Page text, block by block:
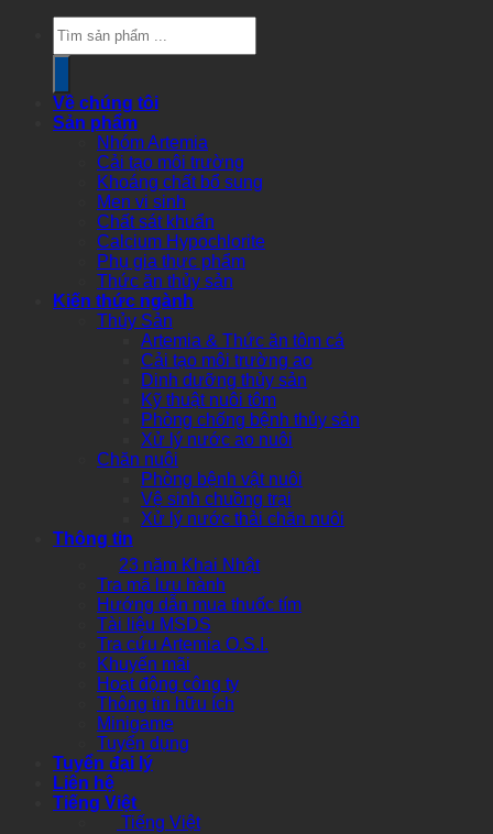
search
Về chúng tôi
Sản phẩm
Nhóm Artemia
Cải tạo môi trường
Khoáng chất bổ sung
Men vi sinh
Chất sát khuẩn
Calcium Hypochlorite
Phụ gia thực phẩm
Thức ăn thủy sản
Kiến thức ngành
Thủy Sản
Artemia & Thức ăn tôm cá
Cải tạo môi trường ao
Dinh dưỡng thủy sản
Kỹ thuật nuôi tôm
Phòng chống bệnh thủy sản
Xử lý nước ao nuôi
Chăn nuôi
Phòng bệnh vật nuôi
Vệ sinh chuồng trại
Xử lý nước thải chăn nuôi
Thông tin
23 năm Khai Nhật
Tra mã lưu hành
Hướng dẫn mua thuốc tím
Tài liệu MSDS
Tra cứu Artemia O.S.I.
Khuyến mãi
Hoạt động công ty
Thông tin hữu ích
Minigame
Tuyển dụng
Tuyển đại lý
Liên hệ
Tiếng Việt
Tiếng Việt